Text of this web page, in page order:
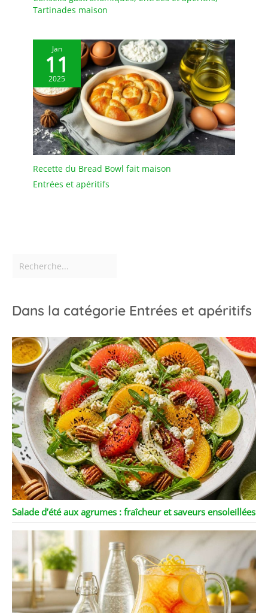
simplement avec un peu
d'eau savonneuse.
Multifonctionnel : avec
un grain attrayant, cette
belle assiette à l'aspect
naturel apporte une
touche chaleureuse et
riche à toute table ou
présentation d'aliments
pour toute occasion.
Utilisez-le dans votre
au centre de la table
Tartinades maison
Jan
11
2025
Recette du Bread Bowl fait maison
Entrées et apéritifs
Dans la catégorie Entrées et apéritifs
Salade d’été aux agrumes : fraîcheur et saveurs ensoleillées